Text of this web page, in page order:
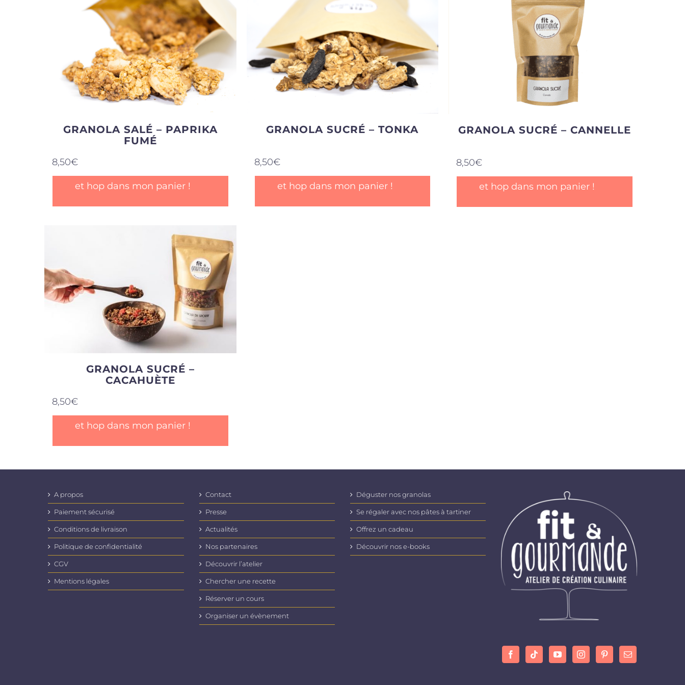
GRANOLA SALÉ – PAPRIKA
FUMÉ
8,50€
et hop dans mon panier !
GRANOLA SUCRÉ – TONKA
8,50€
et hop dans mon panier !
GRANOLA SUCRÉ – CANNELLE
8,50€
et hop dans mon panier !
GRANOLA SUCRÉ –
CACAHUÈTE
8,50€
et hop dans mon panier !
A propos
Paiement sécurisé
Conditions de livraison
Politique de confidentialité
CGV
Mentions légales
Contact
Presse
Actualités
Nos partenaires
Découvrir l’atelier
Chercher une recette
Réserver un cours
Organiser un évènement
Déguster nos granolas
Se régaler avec nos pâtes à tartiner
Offrez un cadeau
Découvrir nos e-books